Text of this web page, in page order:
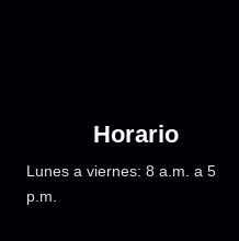
Horario
Lunes a viernes: 8 a.m. a 5
p.m.